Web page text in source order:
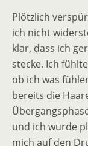
Plötzlich
ich nicht
klar, dass ich
stecke. Ich
ob ich was
bereits die
und ich wurde
mich auf den